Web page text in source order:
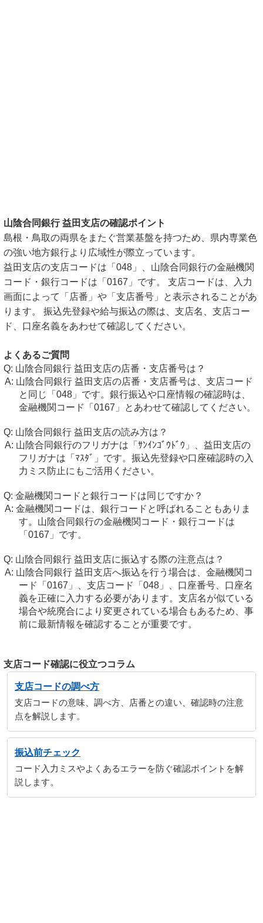
山陰合同銀行 益田支店の確認ポイント
島根・鳥取の両県をまたぐ営業基盤を持つため、県内専業色
の強い地方銀行より広域性が際立っています。
益田支店の支店コードは「048」、山陰合同銀行の金融機関
コード・銀行コードは「0167」です。 支店コードは、入力
画面によって「店番」や「支店番号」と表示されることがあ
ります。 振込先登録や給与振込の際は、支店名、支店コー
ド、口座名義をあわせて確認してください。
よくあるご質問
山陰合同銀行 益田支店の店番・支店番号は？
山陰合同銀行 益田支店の店番・支店番号は、支店コード
と同じ「048」です。銀行振込や口座情報の確認時は、
金融機関コード「0167」とあわせて確認してください。
山陰合同銀行 益田支店の読み方は？
山陰合同銀行のフリガナは「ｻﾝｲﾝｺﾞｳﾄﾞｳ」、益田支店の
フリガナは「ﾏｽﾀﾞ」です。振込先登録や口座確認時の入
力ミス防止にもご活用ください。
金融機関コードと銀行コードは同じですか？
金融機関コードは、銀行コードと呼ばれることもありま
す。山陰合同銀行の金融機関コード・銀行コードは
「0167」です。
山陰合同銀行 益田支店に振込する際の注意点は？
山陰合同銀行 益田支店へ振込を行う場合は、金融機関コ
ード「0167」、支店コード「048」、口座番号、口座名
義を正確に入力する必要があります。支店名が似ている
場合や統廃合により変更されている場合もあるため、事
前に最新情報を確認することが重要です。
支店コード確認に役立つコラム
支店コードの調べ方
支店コードの意味、調べ方、店番との違い、確認時の注意
点を解説します。
振込前チェック
コード入力ミスやよくあるエラーを防ぐ確認ポイントを解
説します。